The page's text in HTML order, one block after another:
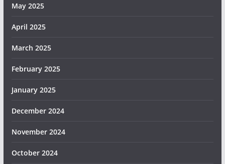
May 2025
April 2025
March 2025
February 2025
January 2025
December 2024
November 2024
October 2024